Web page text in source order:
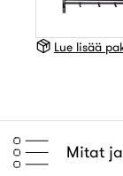
Lue lisää
Mitat